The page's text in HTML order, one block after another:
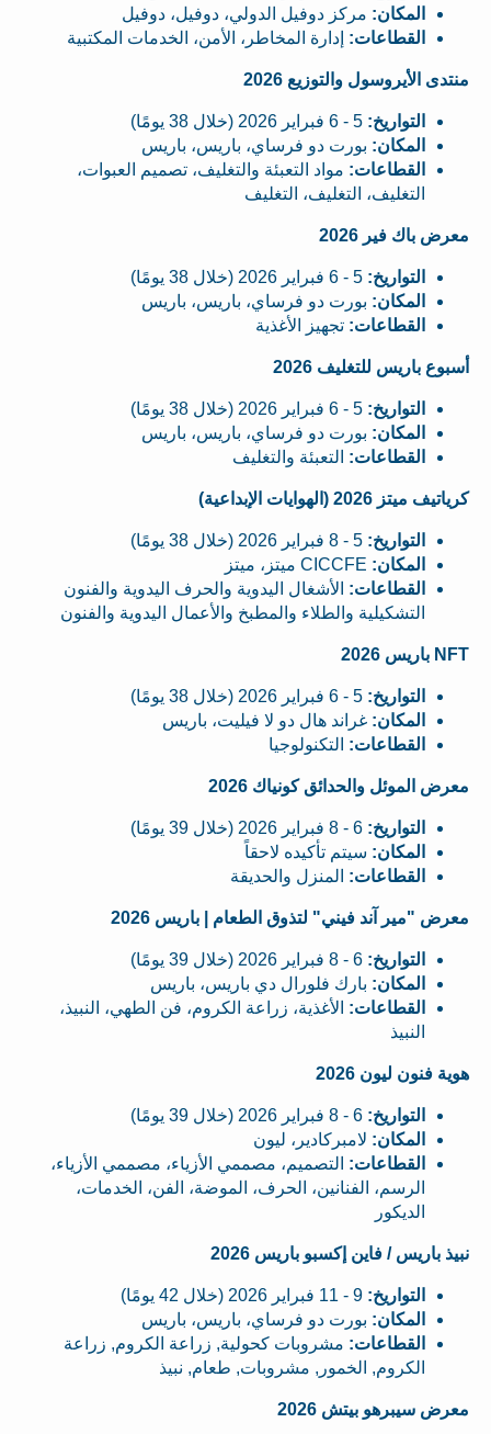
المكان: مركز دوفيل الدولي، دوفيل، دوفيل
القطاعات: إدارة المخاطر، الأمن، الخدمات المكتبية
منتدى الأيروسول والتوزيع 2026
التواريخ:
المكان: بورت دو فرساي، باريس، باريس
القطاعات: مواد التعبئة والتغليف، تصميم العبوات،
التغليف، التغليف، التغليف
معرض باك فير 2026
التواريخ:
المكان: بورت دو فرساي، باريس، باريس
القطاعات: تجهيز الأغذية
أسبوع باريس للتغليف 2026
التواريخ:
المكان: بورت دو فرساي، باريس، باريس
القطاعات: التعبئة والتغليف
كرياتيف ميتز 2026 (الهوايات الإبداعية)
التواريخ:
المكان:
القطاعات: الأشغال اليدوية والحرف اليدوية والفنون
التشكيلية والطلاء والمطبخ والأعمال اليدوية والفنون
NFT باريس 2026
التواريخ:
المكان: غراند هال دو لا فيليت، باريس
القطاعات: التكنولوجيا
معرض الموئل والحدائق كونياك 2026
التواريخ:
المكان: سيتم تأكيده لاحقاً
القطاعات: المنزل والحديقة
معرض "مير آند فيني" لتذوق الطعام | باريس 2026
التواريخ:
المكان: بارك فلورال دي باريس، باريس
القطاعات: الأغذية، زراعة الكروم، فن الطهي، النبيذ،
النبيذ
هوية فنون ليون 2026
التواريخ:
المكان: لامبركادير، ليون
القطاعات: التصميم، مصممي الأزياء، مصممي الأزياء،
الرسم، الفنانين، الحرف، الموضة، الفن، الخدمات،
الديكور
نبيذ باريس / فاين إكسبو باريس 2026
التواريخ:
المكان: بورت دو فرساي، باريس، باريس
القطاعات: مشروبات كحولية, زراعة الكروم, زراعة
الكروم, الخمور, مشروبات, طعام, نبيذ
معرض سيبرهو بيتش 2026